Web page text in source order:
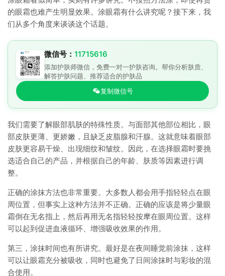
的眼霜也难产生明显效果。涂眼霜有什么讲究呢？接下来，我
们从多个角度来谈谈这个话题。
微信号： 11715616
添加护肤师微信，免费一对一护肤咨询。帮你分析肤质、
解答护肤问题、推荐适合的护肤品
复制微信号
我们需要了解眼部肌肤的特殊性质。与面部其他部位相比，眼
部皮肤更薄、更娇嫩，且缺乏皮脂腺和汗腺。这就意味着眼部
皮肤更容易干燥、出现细纹和皱纹。因此，在选择眼霜时要挑
选适合自己的产品，并根据自己的年龄、肤质等因素进行调
整。
正确的涂抹方法也非常重要。大多数人都会用手指轻轻点在眼
周位置，但事实上这种方法并不正确。正确的应该是将少量眼
霜倒在无名指上，然后再用无名指轻轻按摩在眼周位置。这样
可以起到促进血液循环、增强吸收效果的作用。
第三，涂抹时间也有所讲究。最好是在夜间睡觉前涂抹，这样
可以让眼霜充分被吸收，同时也避免了日间涂抹时与彩妆的混
合使用。